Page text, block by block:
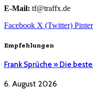
E-Mail: tf@traffx.de
Facebook X (Twitter)
Empfehlungen
Frank Sprüche » Die
6. August 2026